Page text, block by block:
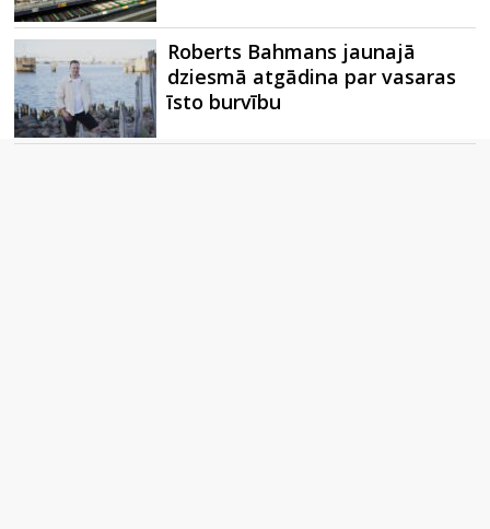
Roberts Bahmans jaunajā
dziesmā atgādina par vasaras
īsto burvību